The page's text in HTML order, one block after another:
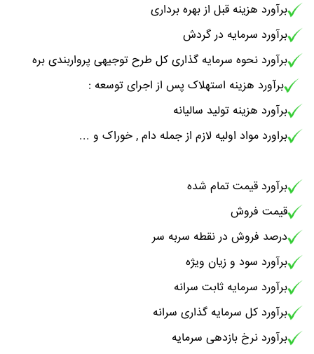
برآورد هزینه قبل از بهره برداری
برآورد سرمایه در گردش
برآورد نحوه سرمایه گذاری کل طرح توجیهی پرواربندی بره
برآورد هزینه استهلاک پس از اجرای توسعه :
برآورد هزینه تولید سالیانه
براورد مواد اولیه لازم از جمله دام , خوراک و ...
برآورد قیمت تمام شده
قیمت فروش
درصد فروش در نقطه سربه سر
برآورد سود و زیان ویژه
برآورد سرمایه ثابت سرانه
برآورد کل سرمایه گذاری سرانه
برآورد نرخ بازدهی سرمایه